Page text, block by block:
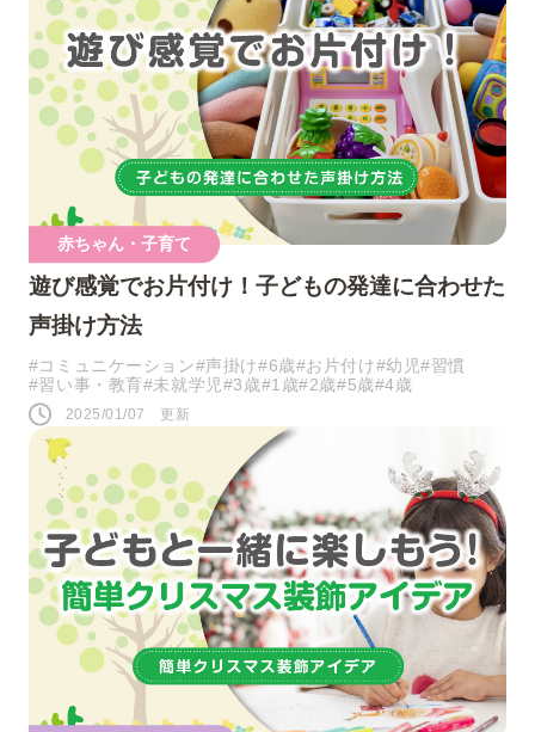
赤ちゃん・子育て
遊び感覚でお片付け！子どもの発達に合わせた
声掛け方法
#コミュニケーション#声掛け#6歳#お片付け#幼児#習慣
#習い事・教育#未就学児#3歳#1歳#2歳#5歳#4歳
2025/01/07 更新